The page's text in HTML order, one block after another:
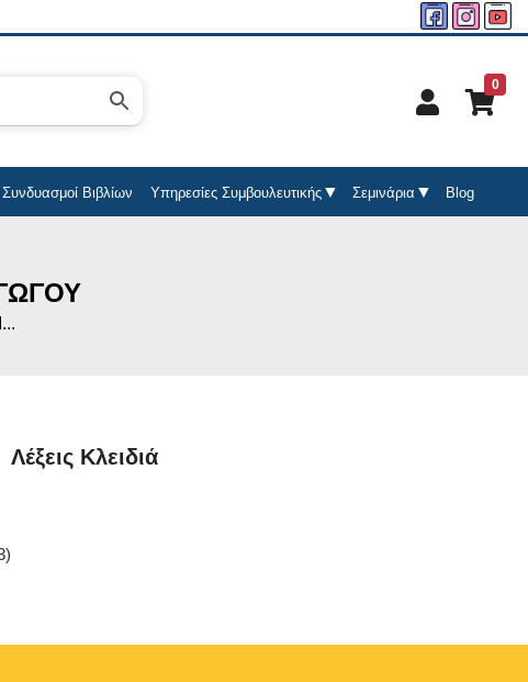
0
Συνδυασμοί Βιβλίων Υπηρεσίες Συμβουλευτικής Σεμινάρια Blog
Λέξεις Κλειδιά